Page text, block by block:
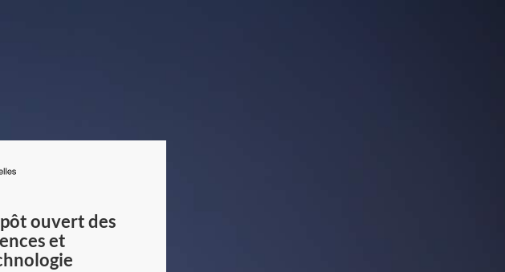
du
Canada
ouvert des
et